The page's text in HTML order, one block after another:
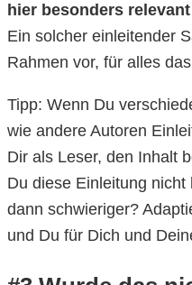
hier besonders
Ein solcher einleitender
Rahmen vor, für alles
Tipp: Wenn Du
wie andere Autoren
Dir als Leser, den Inhalt
Du diese Einleitung nicht
dann schwieriger?
und Du für Dich und